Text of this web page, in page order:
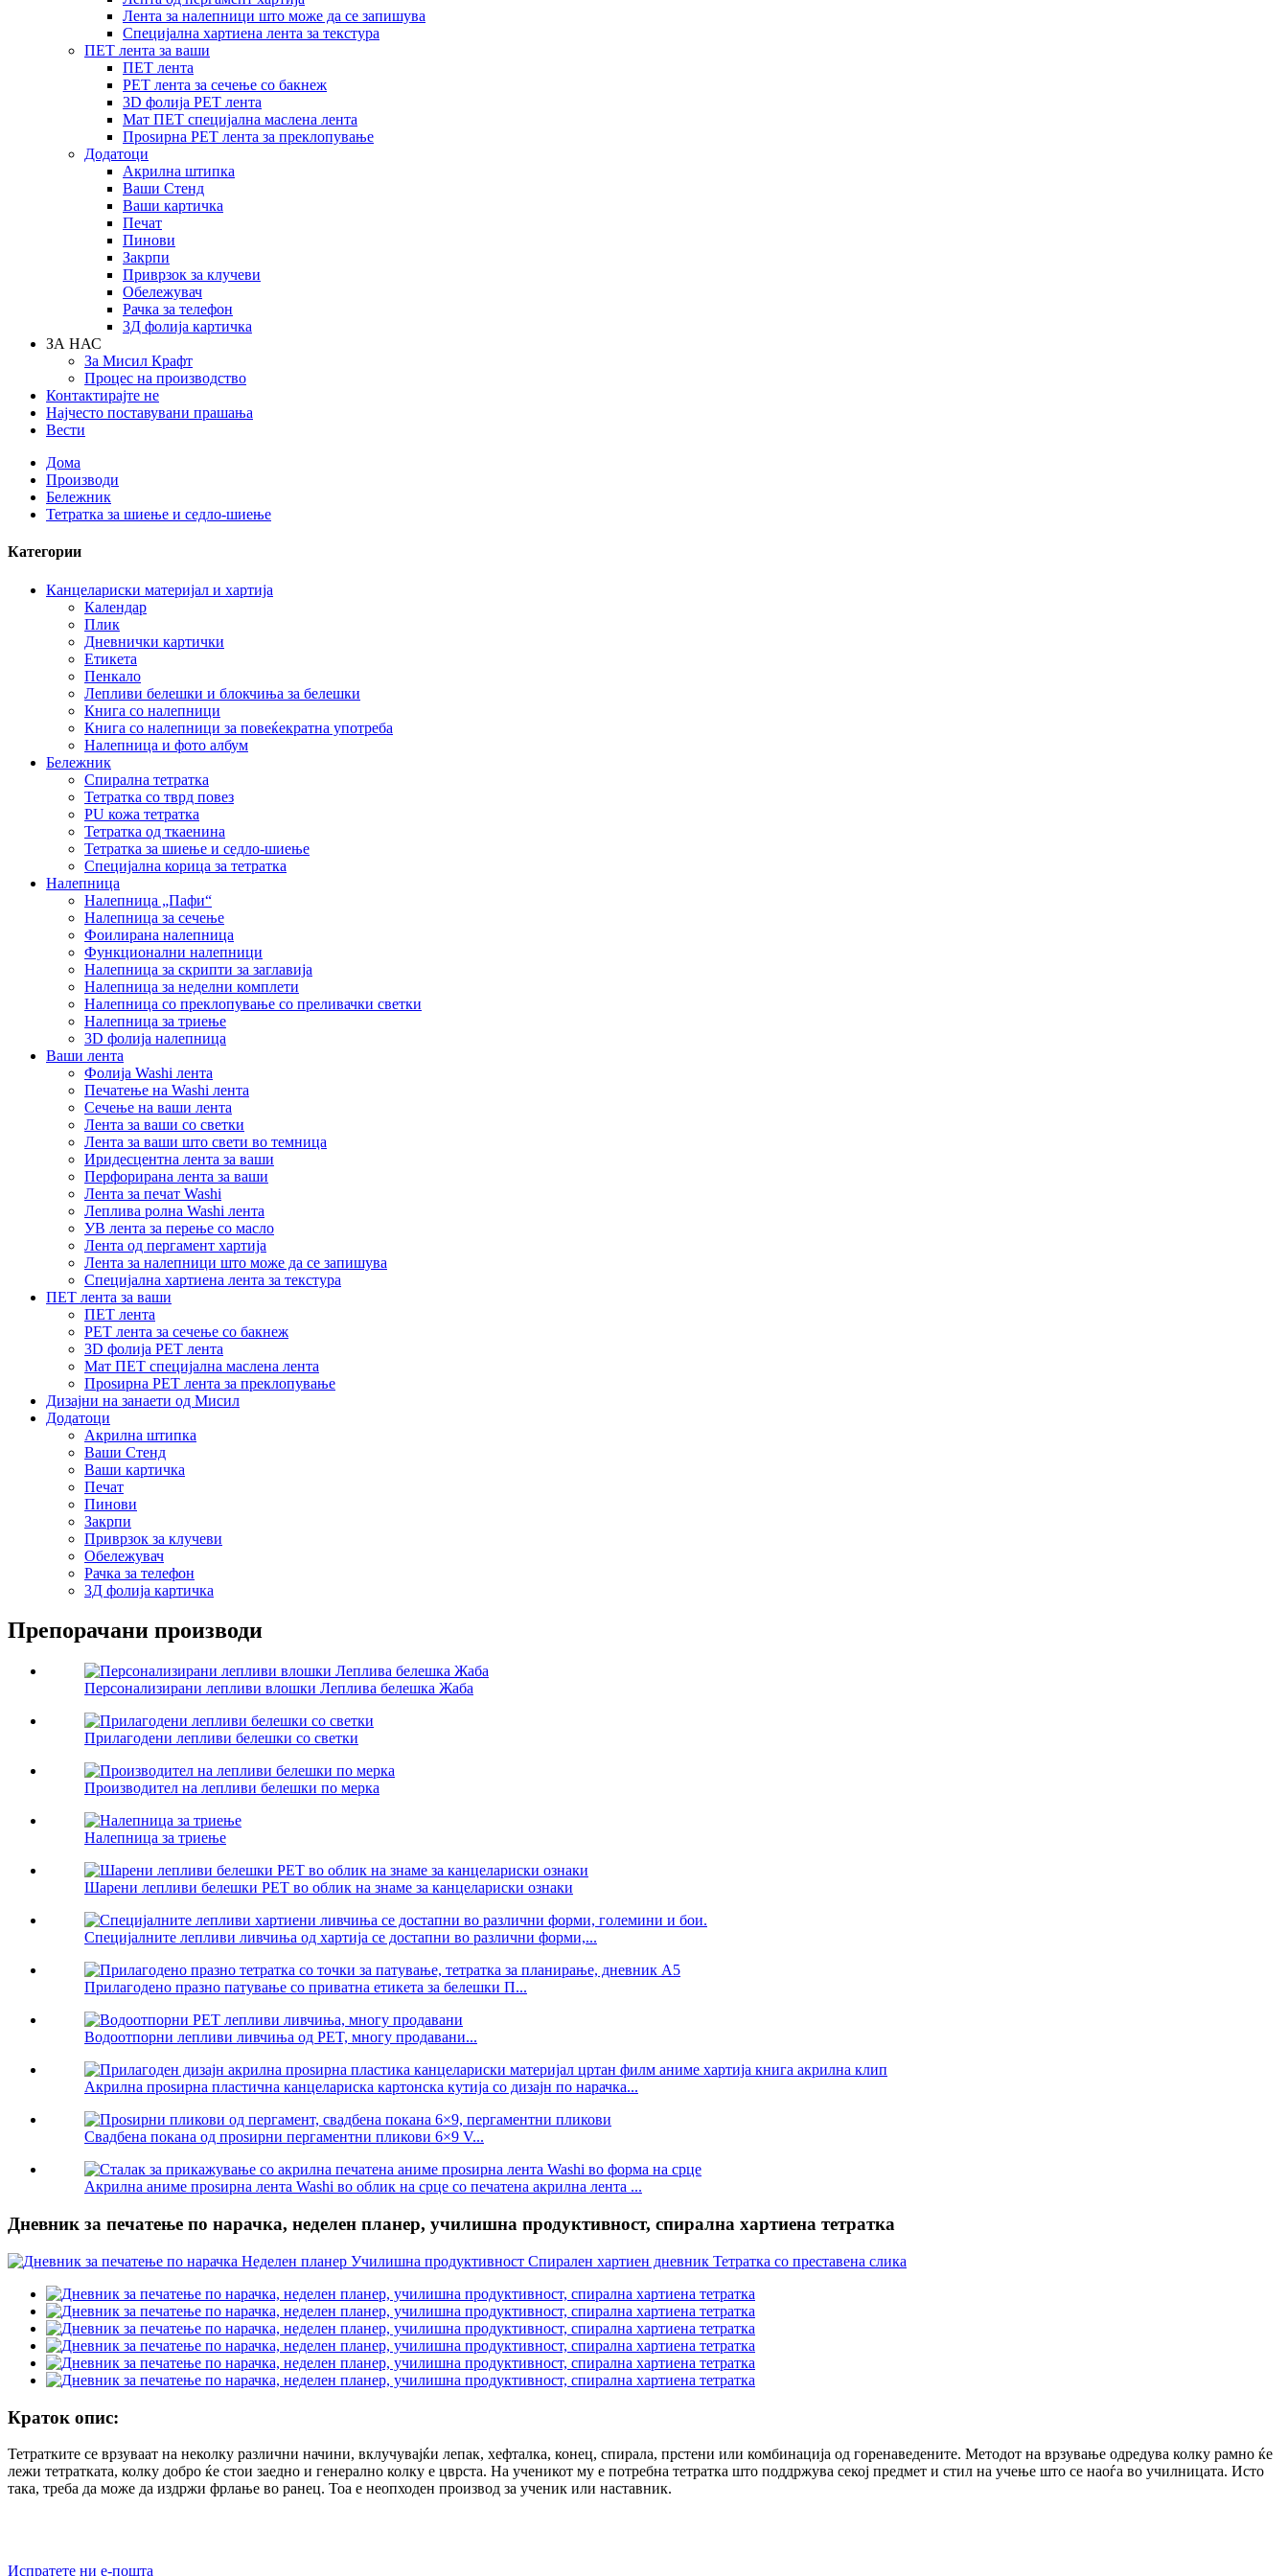
Лента за налепници што може да се запишува
Специјална хартиена лента за текстура
ПЕТ лента за ваши
ПЕТ лента
PET лента за сечење со бакнеж
3D фолија PET лента
Мат ПЕТ специјална маслена лента
Проѕирна PET лента за преклопување
Додатоци
Акрилна штипка
Ваши Стенд
Ваши картичка
Печат
Пинови
Закрпи
Приврзок за клучеви
Обележувач
Рачка за телефон
3Д фолија картичка
ЗА НАС
За Мисил Крафт
Процес на производство
Контактирајте не
Најчесто поставувани прашања
Вести
Дома
Производи
Бележник
Тетратка за шиење и седло-шиење
Категории
Канцелариски материјал и хартија
Календар
Плик
Дневнички картички
Етикета
Пенкало
Лепливи белешки и блокчиња за белешки
Книга со налепници
Книга со налепници за повеќекратна употреба
Налепница и фото албум
Бележник
Спирална тетратка
Тетратка со тврд повез
PU кожа тетратка
Тетратка од ткаенина
Тетратка за шиење и седло-шиење
Специјална корица за тетратка
Налепница
Налепница „Пафи“
Налепница за сечење
Фоилирана налепница
Функционални налепници
Налепница за скрипти за заглавија
Налепница за неделни комплети
Налепница со преклопување со преливачки светки
Налепница за триење
3D фолија налепница
Ваши лента
Фолија Washi лента
Печатење на Washi лента
Сечење на ваши лента
Лента за ваши со светки
Лента за ваши што свети во темница
Иридесцентна лента за ваши
Перфорирана лента за ваши
Лента за печат Washi
Леплива ролна Washi лента
УВ лента за перење со масло
Лента од пергамент хартија
Лента за налепници што може да се запишува
Специјална хартиена лента за текстура
ПЕТ лента за ваши
ПЕТ лента
PET лента за сечење со бакнеж
3D фолија PET лента
Мат ПЕТ специјална маслена лента
Проѕирна PET лента за преклопување
Дизајни на занаети од Мисил
Додатоци
Акрилна штипка
Ваши Стенд
Ваши картичка
Печат
Пинови
Закрпи
Приврзок за клучеви
Обележувач
Рачка за телефон
3Д фолија картичка
Препорачани производи
Персонализирани лепливи влошки Леплива белешка Жаба
Прилагодени лепливи белешки со светки
Производител на лепливи белешки по мерка
Налепница за триење
Шарени лепливи белешки PET во облик на знаме за канцелариски ознаки
Специјалните лепливи ливчиња од хартија се достапни во различни форми,...
Прилагодено празно патување со приватна етикета за белешки П...
Водоотпорни лепливи ливчиња од PET, многу продавани...
Акрилна проѕирна пластична канцелариска картонска кутија со дизајн по нарачка...
Свадбена покана од проѕирни пергаментни пликови 6×9 V...
Акрилна аниме проѕирна лента Washi во облик на срце со печатена акрилна лента ...
Дневник за печатење по нарачка, неделен планер, училишна продуктивност, спирална хартиена тетратка
Краток опис:
Тетратките се врзуваат на неколку различни начини, вклучувајќи лепак, хефталка, конец, спирала, прстени или комбинација од горенаведените. Методот на врзување одредува колку рамно ќе
лежи тетратката, колку добро ќе стои заедно и генерално колку е цврста. На ученикот му е потребна тетратка што поддржува секој предмет и стил на учење што се наоѓа во училницата. Исто
така, треба да може да издржи фрлање во ранец. Тоа е неопходен производ за ученик или наставник.
Испратете ни е-пошта